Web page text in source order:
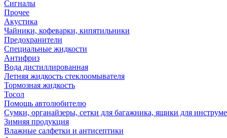
Сигналы
Прочее
Акустика
Чайники, кофеварки, кипятильники
Предохранители
Специальные жидкости
Антифриз
Вода дистиллированная
Летняя жидкость стеклоомывателя
Тормозная жидкость
Тосол
Помощь автолюбителю
Сумки, органайзеры, сетки для багажника, ящики для
Зимняя продукция
Влажные салфетки и антисептики